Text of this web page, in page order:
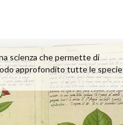
scienza che permette di
approfondito tutte le specie